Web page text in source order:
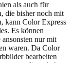
als auch für
die bisher noch mit
kann Color Express
Es können
nur mit
waren. Da Color
bearbeiten